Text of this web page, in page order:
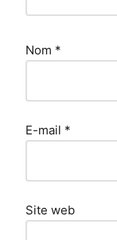
Nom *
E-mail *
Site web